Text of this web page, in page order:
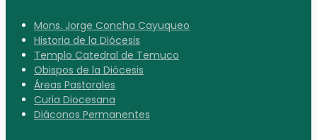
Mons. Jorge Concha Cayuqueo
Historia de la Diócesis
Templo Catedral de Temuco
Obispos de la Diócesis
Áreas Pastorales
Curia Diocesana
Diáconos Permanentes